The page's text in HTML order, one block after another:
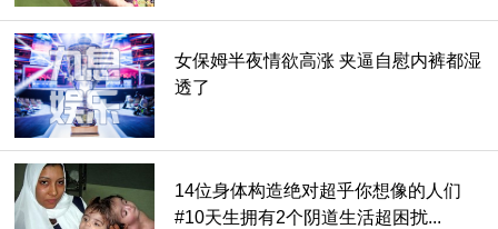
念意义的事情，等等。
不过小编并不赞成过多的纹身，毕竟对身体注射颜料，对身体
多少还是有些影响的，而且现在的纹身贴如此丰富，喜欢了贴
一个，不喜欢就洗掉也很方便。
女保姆半夜情欲高涨 夹逼自慰内裤都湿
透了
14位身体构造绝对超乎你想像的人们
#10天生拥有2个阴道生活超困扰...